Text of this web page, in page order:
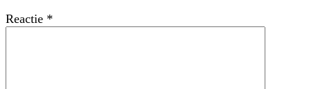
Reactie *